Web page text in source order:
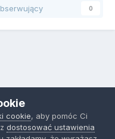
0
2018
cookie, aby pomóc Ci
dostosować ustawienia